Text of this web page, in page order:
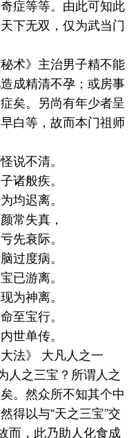
症等等。由此可知此
下无双，仅为武当门
术》主治男子精不能
成精清不孕；或房事
矣。另尚有年少者呈
白等，故而本门祖师
不清。
般疾。
迟离。
常失真，
衰际。
度病。
游离。
神离。
宝行。
单传。
法》 大凡人之一
人之三宝？所谓人之
。然众所不知其个中
以与“天之三宝”交
而，此乃助人化食成